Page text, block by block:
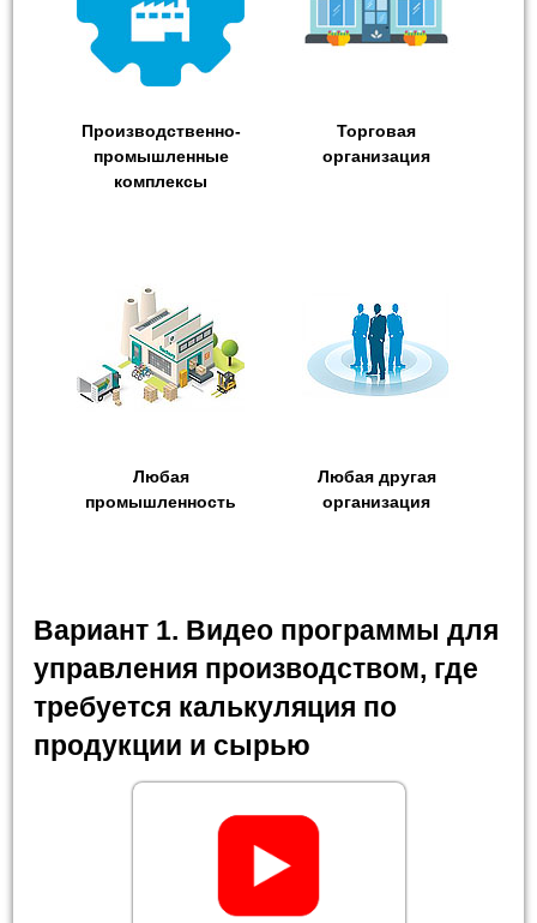
Производственно-
промышленные
комплексы
Торговая
организация
Любая
промышленность
Любая другая
организация
Вариант 1. Видео программы для
управления производством, где
требуется калькуляция по
продукции и сырью